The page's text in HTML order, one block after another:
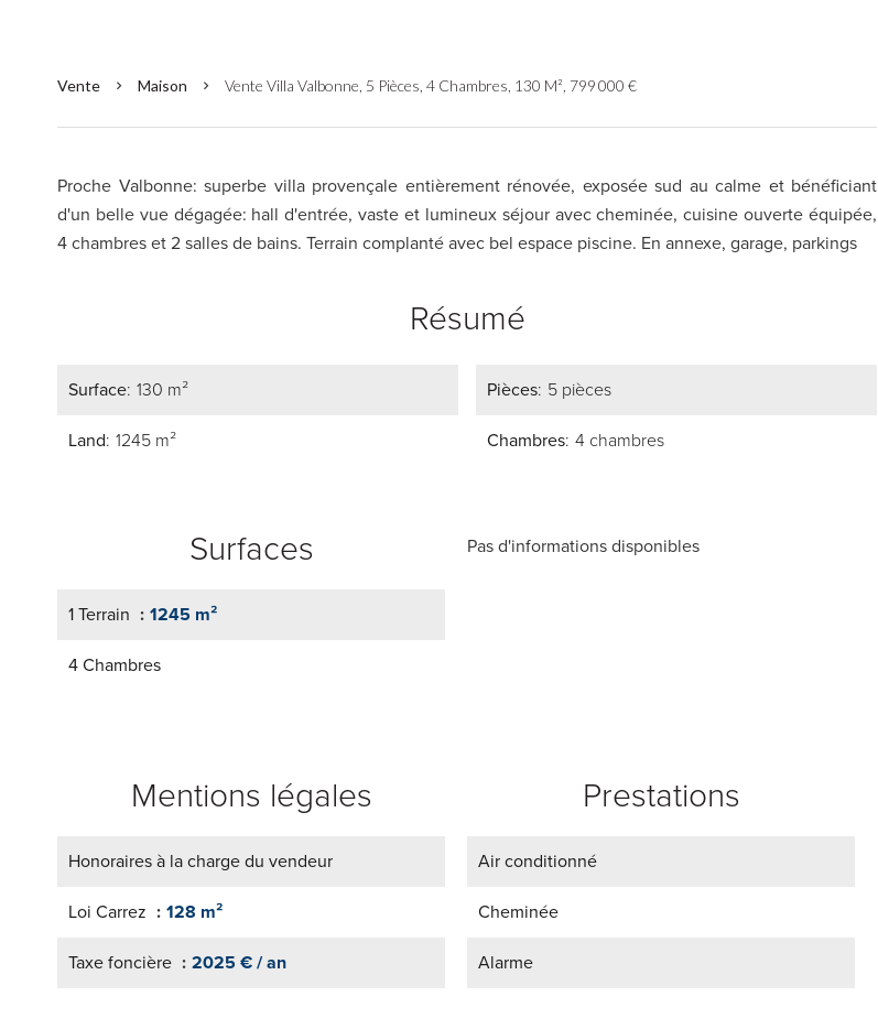
Vente Maison Vente Villa Valbonne, 5 Pièces, 4 Chambres, 130 M², 799 000 €
Proche Valbonne: superbe villa provençale entièrement rénovée, exposée sud au calme et bénéficiant
d'un belle vue dégagée: hall d'entrée, vaste et lumineux séjour avec cheminée, cuisine ouverte équipée,
4 chambres et 2 salles de bains. Terrain complanté avec bel espace piscine. En annexe, garage, parkings
Résumé
Surface 130 m²
Land 1245 m²
Pièces 5 pièces
Chambres 4 chambres
Surfaces
1 Terrain 1245 m²
4 Chambres
Pas d'informations disponibles
Mentions légales
Honoraires à la charge du vendeur
Loi Carrez 128 m²
Taxe foncière 2025 € / an
Prestations
Air conditionné
Cheminée
Alarme